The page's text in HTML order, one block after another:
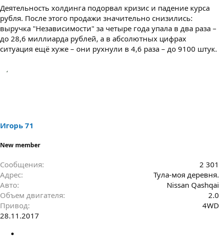
Деятельность холдинга подорвал кризис и падение курса
рубля. После этого продажи значительно снизились:
выручка "Независимости" за четыре года упала в два раза –
до 28,6 миллиарда рублей, а в абсолютных цифрах
ситуация ещё хуже – они рухнули в 4,6 раза – до 9100 штук.
Игорь 71
New member
Сообщения
2 301
Адрес
Тула-моя деревня.
Авто
Nissan Qashqai
Объем двигателя
2.0
Привод
4WD
28.11.2017